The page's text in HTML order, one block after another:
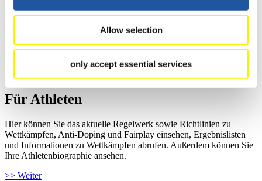
Allow selection
only accept essential services
Wettkämpfen, Anti-Doping und Fairplay einsehen, sich über
sowie Informationen über Wettkämpfe abrufen.
>> Weiter
Für Athleten
Hier können Sie das aktuelle Regelwerk sowie Richtlinien zu
Wettkämpfen, Anti-Doping und Fairplay einsehen, Ergebnislisten
und Informationen zu Wettkämpfen abrufen. Außerdem können Sie
Ihre Athletenbiographie ansehen.
>> Weiter